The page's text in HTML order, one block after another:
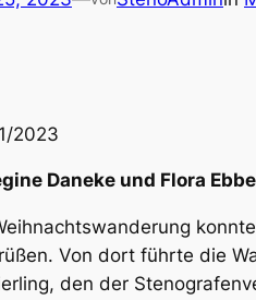
2023
Daneke und Flora
Von dort führte die
den der